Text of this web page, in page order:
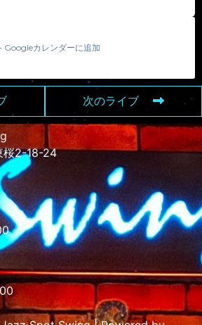
Googleカレンダーに追加
次のライブ
桜2-18-24